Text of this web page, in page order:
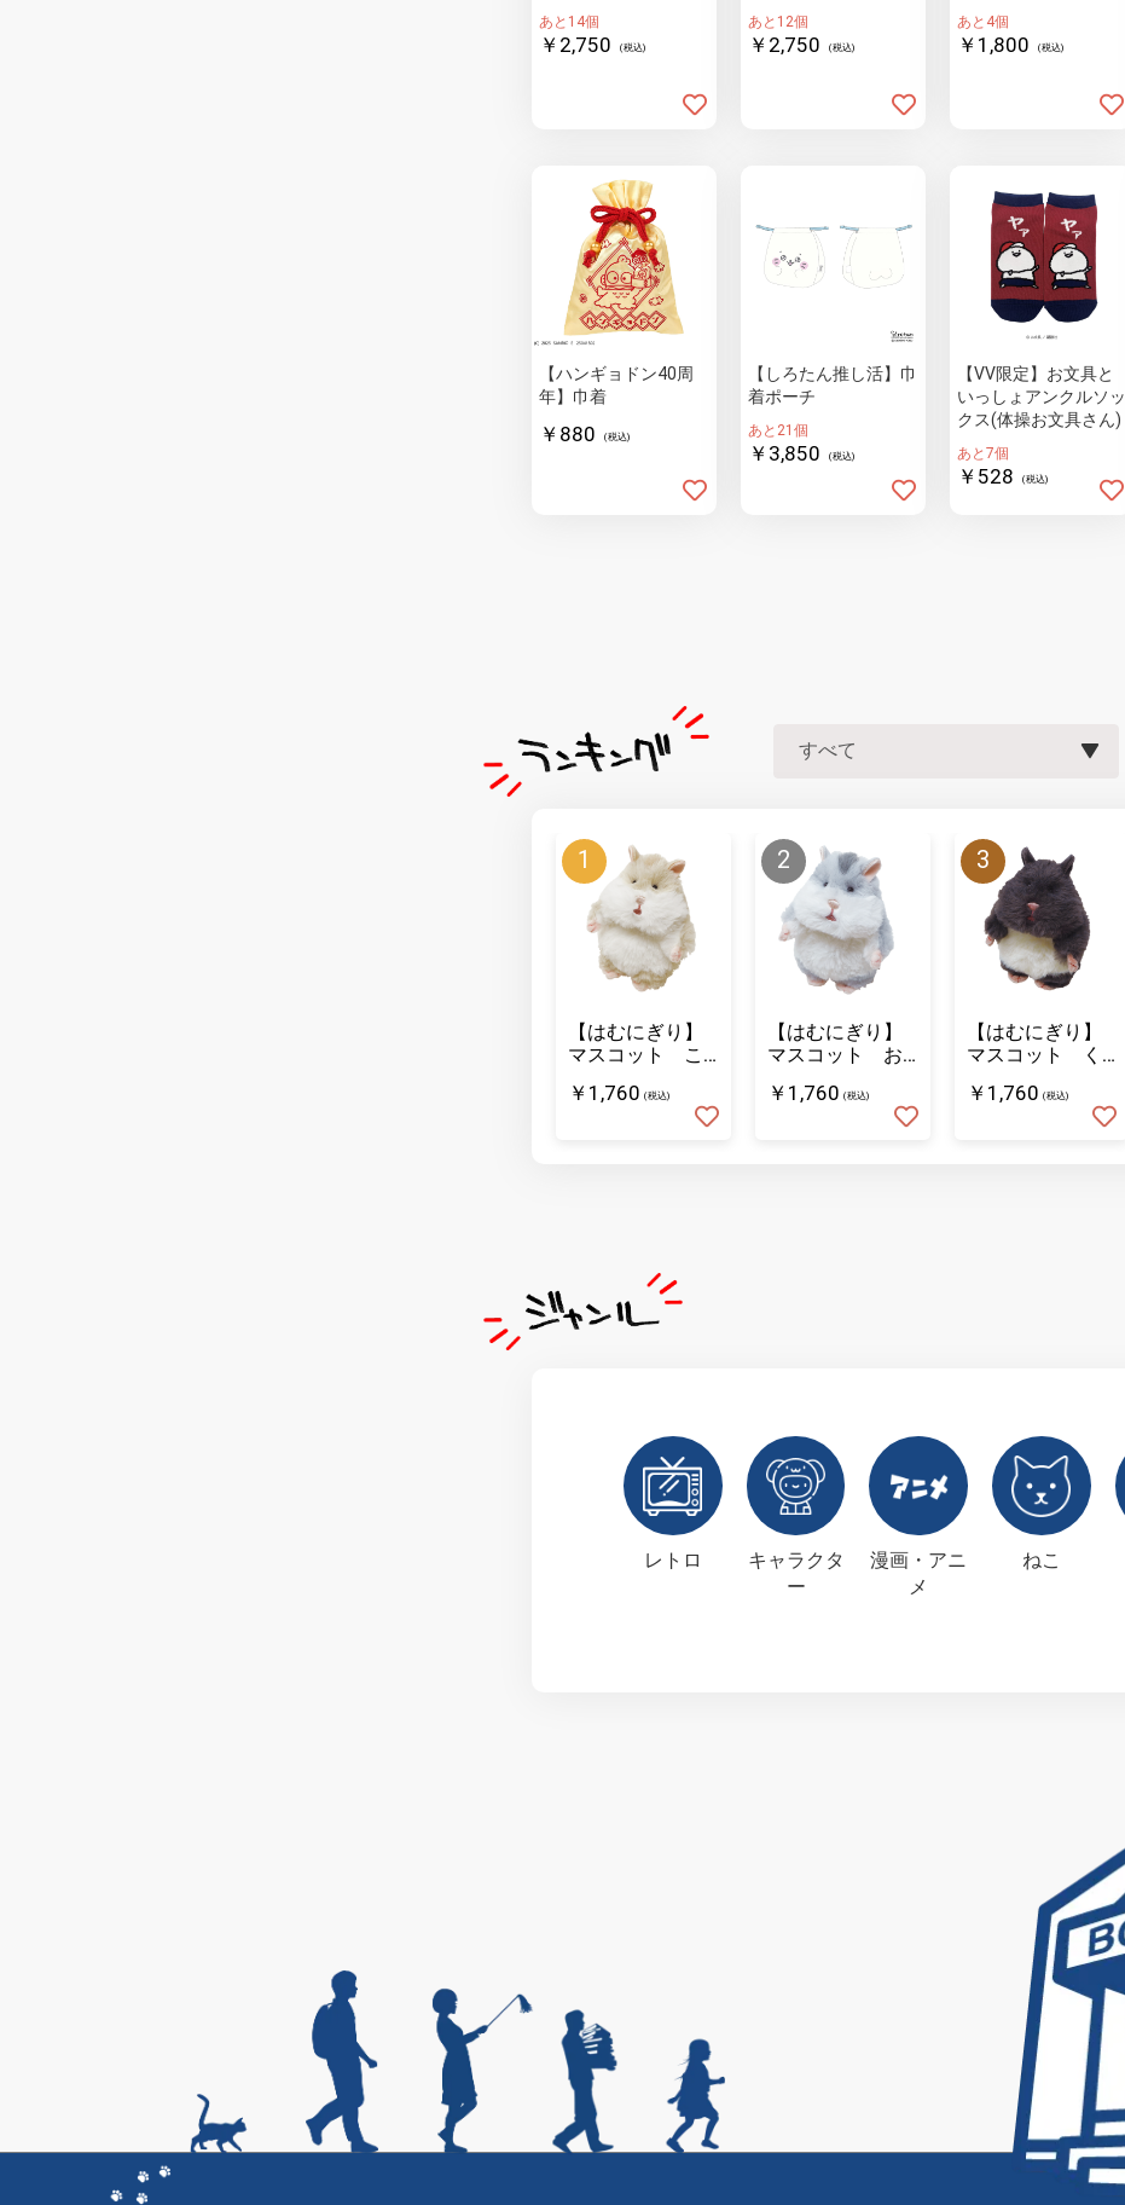
あと14個
￥2,750 (税込)
あと12個
￥2,750 (税込)
あと4個
￥1,800 (税込)
【ハンギョドン40周
年】巾着
￥880 (税込)
【しろたん推し活】巾
着ポーチ
あと21個
￥3,850 (税込)
【VV限定】お文具と
いっしょアンクルソッ
クス(体操お文具さん)
あと7個
￥528 (税込)
【はむにぎり】
マスコット こ
￥1,760 (税込)
【はむにぎり】
マスコット お
￥1,760 (税込)
【はむにぎり】
マスコット く
￥1,760 (税込)
レトロ
キャラクタ
ー
漫画・アニ
メ
ねこ